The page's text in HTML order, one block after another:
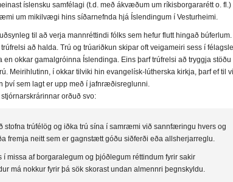
íslensku samfélagi (t.d. með ákvæðum um ríkisborgararétt o. fl.)
um mikilvægi hins síðarnefnda hjá Íslendingum í Vesturheimi.
til að verja mannréttindi fólks sem hefur flutt hingað
að halda. Trú og trúariðkun skipar oft veigameiri sess í
okkar gamalgróinna Íslendinga. Eins þarf trúfrelsi að tryggja stöðu
Meirihlutinn, í okkar tilviki hin evangelísk-lútherska kirkja, þarf ef til
sem lagt er upp með í jafnræðisreglunni.
orðuð svo:
stofna trúfélög og iðka trú sína í samræmi við sannfæringu hvers og
fremja neitt sem er gagnstætt góðu siðferði eða allsherjarreglu.
í missa af borgaralegum og þjóðlegum réttindum fyrir sakir
má nokkur fyrir þá sök skorast undan almennri þegnskyldu.